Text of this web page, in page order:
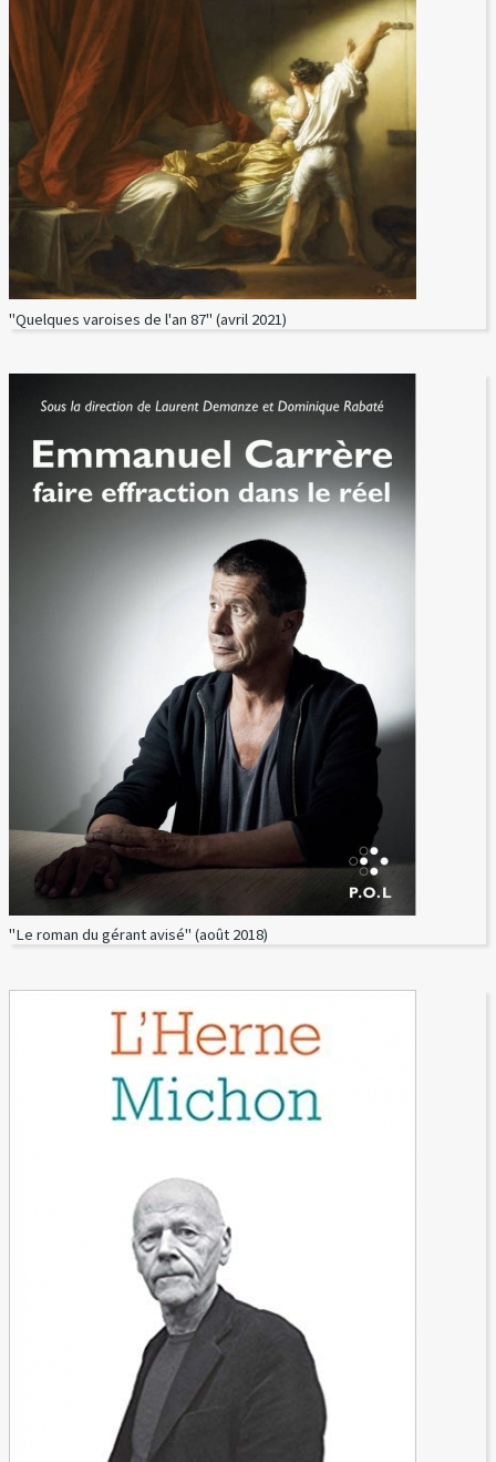
"Quelques varoises de l'an 87" (avril 2021)
"Le roman du gérant avisé" (août 2018)